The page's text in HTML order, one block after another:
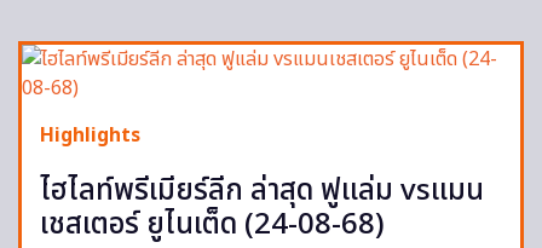
Highlights
ไฮไลท์พรีเมียร์ลีก ล่าสุด ฟูแล่ม vsแมน
เชสเตอร์ ยูไนเต็ด (24-08-68)